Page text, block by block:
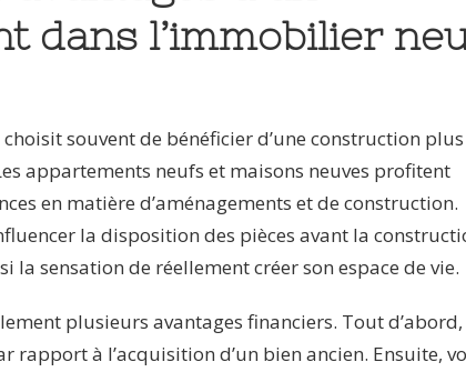
dans l’immobilier
souvent de bénéficier d’une construction plus
appartements neufs et maisons neuves profitent
en matière d’aménagements et de construction.
la disposition des pièces avant la
la sensation de réellement créer son espace de vie.
plusieurs avantages financiers. Tout d’abord,
rapport à l’acquisition d’un bien ancien. Ensuite,